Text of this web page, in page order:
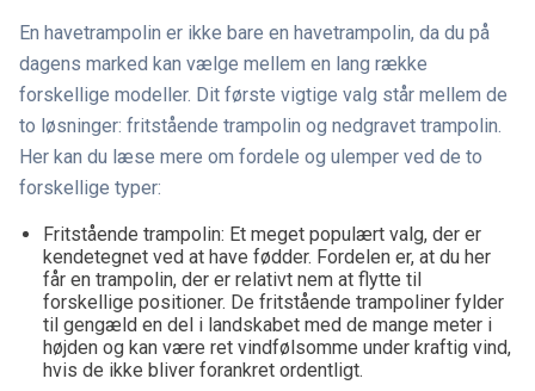
En havetrampolin er ikke bare en havetrampolin, da du på
dagens marked kan vælge mellem en lang række
forskellige modeller. Dit første vigtige valg står mellem de
to løsninger: fritstående trampolin og nedgravet trampolin.
Her kan du læse mere om fordele og ulemper ved de to
forskellige typer:
Fritstående trampolin: Et meget populært valg, der er
kendetegnet ved at have fødder. Fordelen er, at du her
får en trampolin, der er relativt nem at flytte til
forskellige positioner. De fritstående trampoliner fylder
til gengæld en del i landskabet med de mange meter i
højden og kan være ret vindfølsomme under kraftig vind,
hvis de ikke bliver forankret ordentligt.